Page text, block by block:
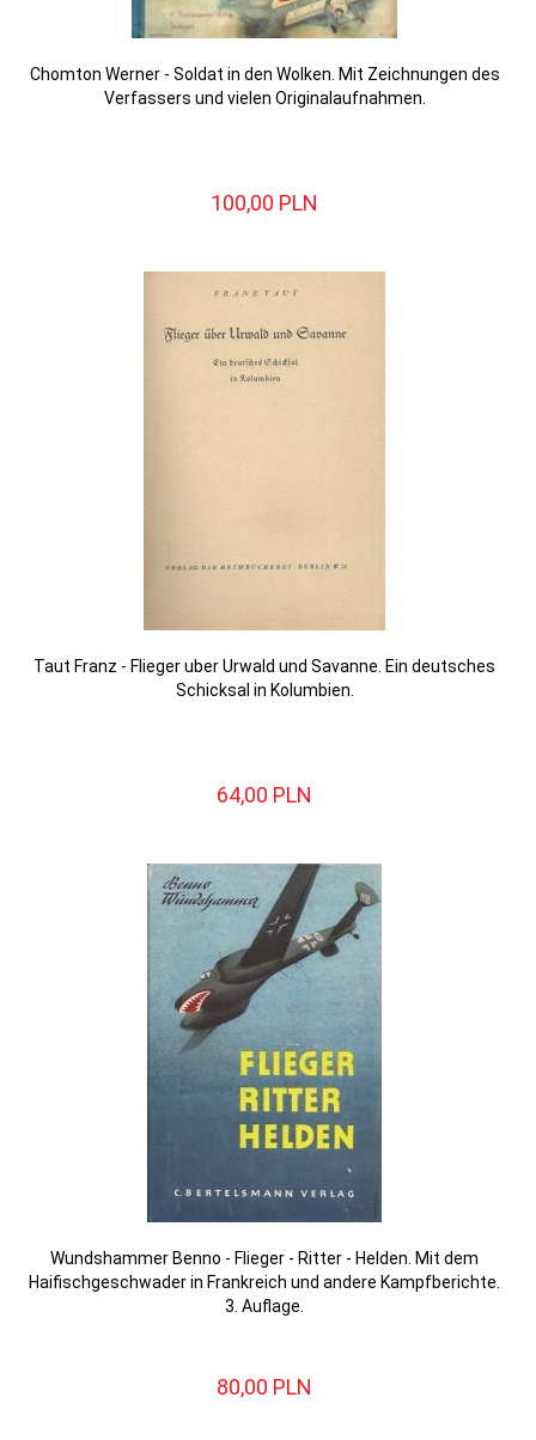
Chomton Werner - Soldat in den Wolken. Mit Zeichnungen des
Verfassers und vielen Originalaufnahmen.
100,00 PLN
Taut Franz - Flieger uber Urwald und Savanne. Ein deutsches
Schicksal in Kolumbien.
64,00 PLN
Wundshammer Benno - Flieger - Ritter - Helden. Mit dem
Haifischgeschwader in Frankreich und andere Kampfberichte.
3. Auflage.
80,00 PLN